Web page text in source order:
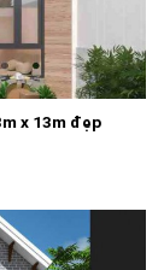
x 13m đẹp